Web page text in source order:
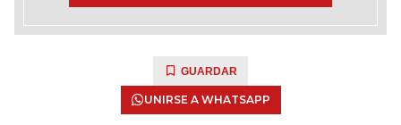
GUARDAR
UNIRSE A WHATSAPP